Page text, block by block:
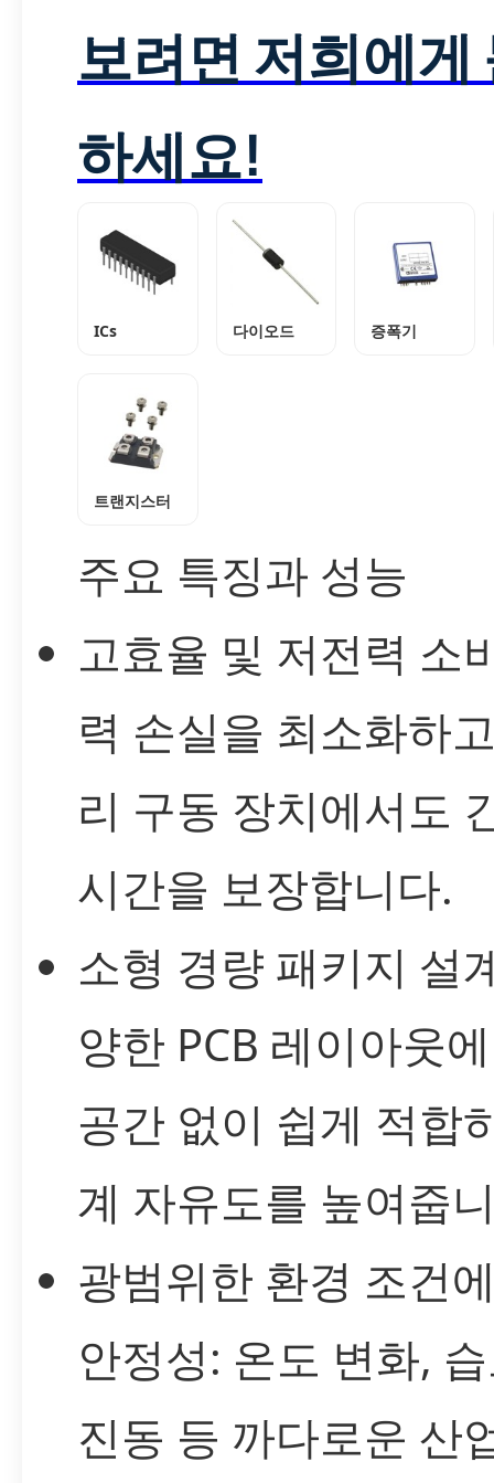
보려면 저희에게
하세요!
ICs 다이오드 증폭기
트랜지스터
주요 특징과 성능
고효율 및 저전력 소
력 손실을 최소화하
리 구동 장치에서도
시간을 보장합니다.
소형 경량 패키지 설
양한 PCB 레이아웃
공간 없이 쉽게 적합
계 자유도를 높여줍
광범위한 환경 조건
안정성: 온도 변화,
진동 등 까다로운 산